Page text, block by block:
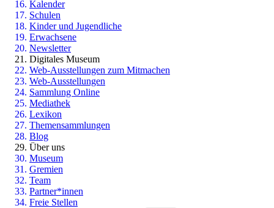
Kalender
Schulen
Kinder und Jugendliche
Erwachsene
Newsletter
Digitales Museum
Web-Ausstellungen zum Mitmachen
Web-Ausstellungen
Sammlung Online
Mediathek
Lexikon
Themensammlungen
Blog
Über uns
Museum
Gremien
Team
Partner*innen
Freie Stellen